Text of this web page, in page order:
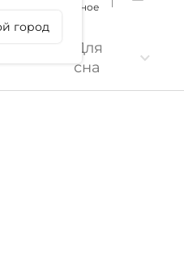
город
Избранное
Для
сна